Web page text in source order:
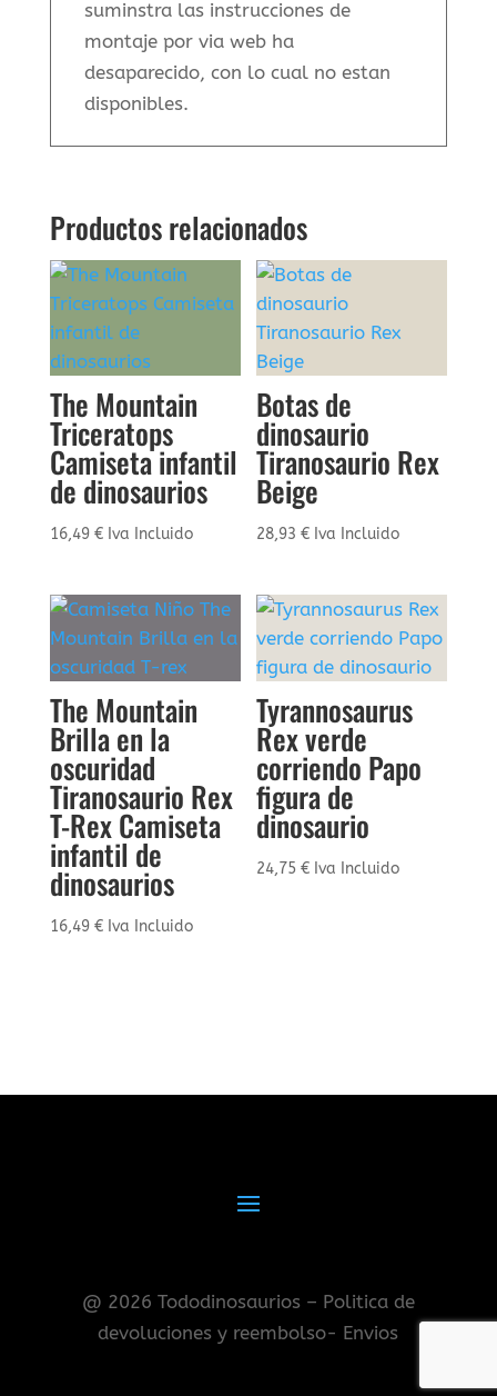
suminstra las instrucciones de
montaje por via web ha
desaparecido, con lo cual no estan
disponibles.
Productos relacionados
The Mountain
Triceratops
Camiseta infantil
de dinosaurios
16,49 € Iva Incluido
Botas de
dinosaurio
Tiranosaurio Rex
Beige
28,93€ Iva Incluido
The Mountain
Brilla en la
oscuridad
Tiranosaurio Rex
T-Rex Camiseta
infantil de
dinosaurios
16,49 € Iva Incluido
Tyrannosaurus
Rex verde
corriendo Papo
figura de
dinosaurio
24,75€ Iva Incluido
@ 2026 Tododinosaurios – Politica de
devoluciones y reembolso- Envios